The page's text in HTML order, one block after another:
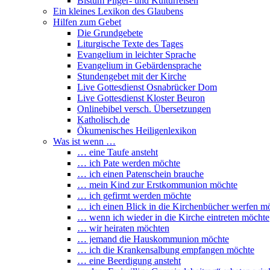
Ein kleines Lexikon des Glaubens
Hilfen zum Gebet
Die Grundgebete
Liturgische Texte des Tages
Evangelium in leichter Sprache
Evangelium in Gebärdensprache
Stundengebet mit der Kirche
Live Gottesdienst Osnabrücker Dom
Live Gottesdienst Kloster Beuron
Onlinebibel versch. Übersetzungen
Katholisch.de
Ökumenisches Heiligenlexikon
Was ist wenn …
… eine Taufe ansteht
… ich Pate werden möchte
… ich einen Patenschein brauche
… mein Kind zur Erstkommunion möchte
… ich gefirmt werden möchte
… ich einen Blick in die Kirchenbücher werfen
… wenn ich wieder in die Kirche eintreten möchte
… wir heiraten möchten
… jemand die Hauskommunion möchte
… ich die Krankensalbung empfangen möchte
… eine Beerdigung ansteht